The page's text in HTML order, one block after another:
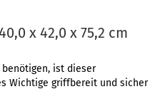
x 42,0 x 75,2 cm
ist dieser
Wichtige griffbereit und sicher